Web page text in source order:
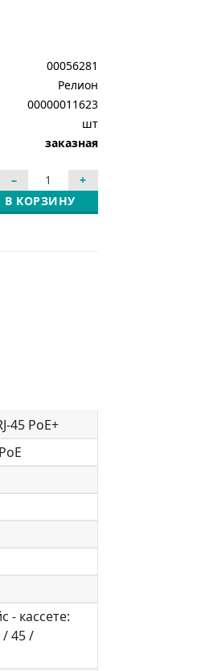
00056281
Релион
00000011623
шт
заказная
В КОРЗИНУ
45 PoE+
- кассете:
/ 45 /